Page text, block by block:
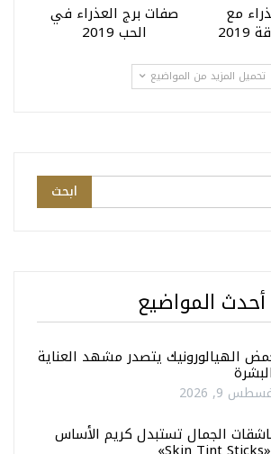
مع صفات برج العذراء في
الحب 2019
تحميل المزيد من المواضيع
أحدث المواضيع
الهيالورونيك يتصدر مشهد العناية
9, 2026
الجمال تستبدل كريم الأساس